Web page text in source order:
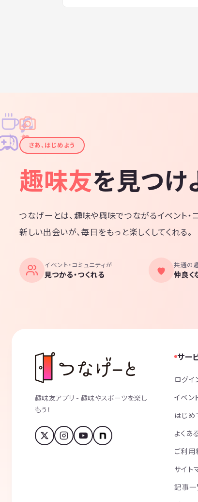
✦
✦
✧
✧
♪
♫
さあ、はじめよう
趣味友を見つけ
つなげーとは、趣味や興味でつながるイベント・コ
新しい出会いが、毎日をもっと楽しくしてくれる。
イベント・コミュニティが
見つかる・つくれる
共通の
仲良く
趣味友アプリ - 趣味やスポーツを楽し
もう！
サー
ログイ
イベン
はじ
よくあ
ご利用
サイト
記事一